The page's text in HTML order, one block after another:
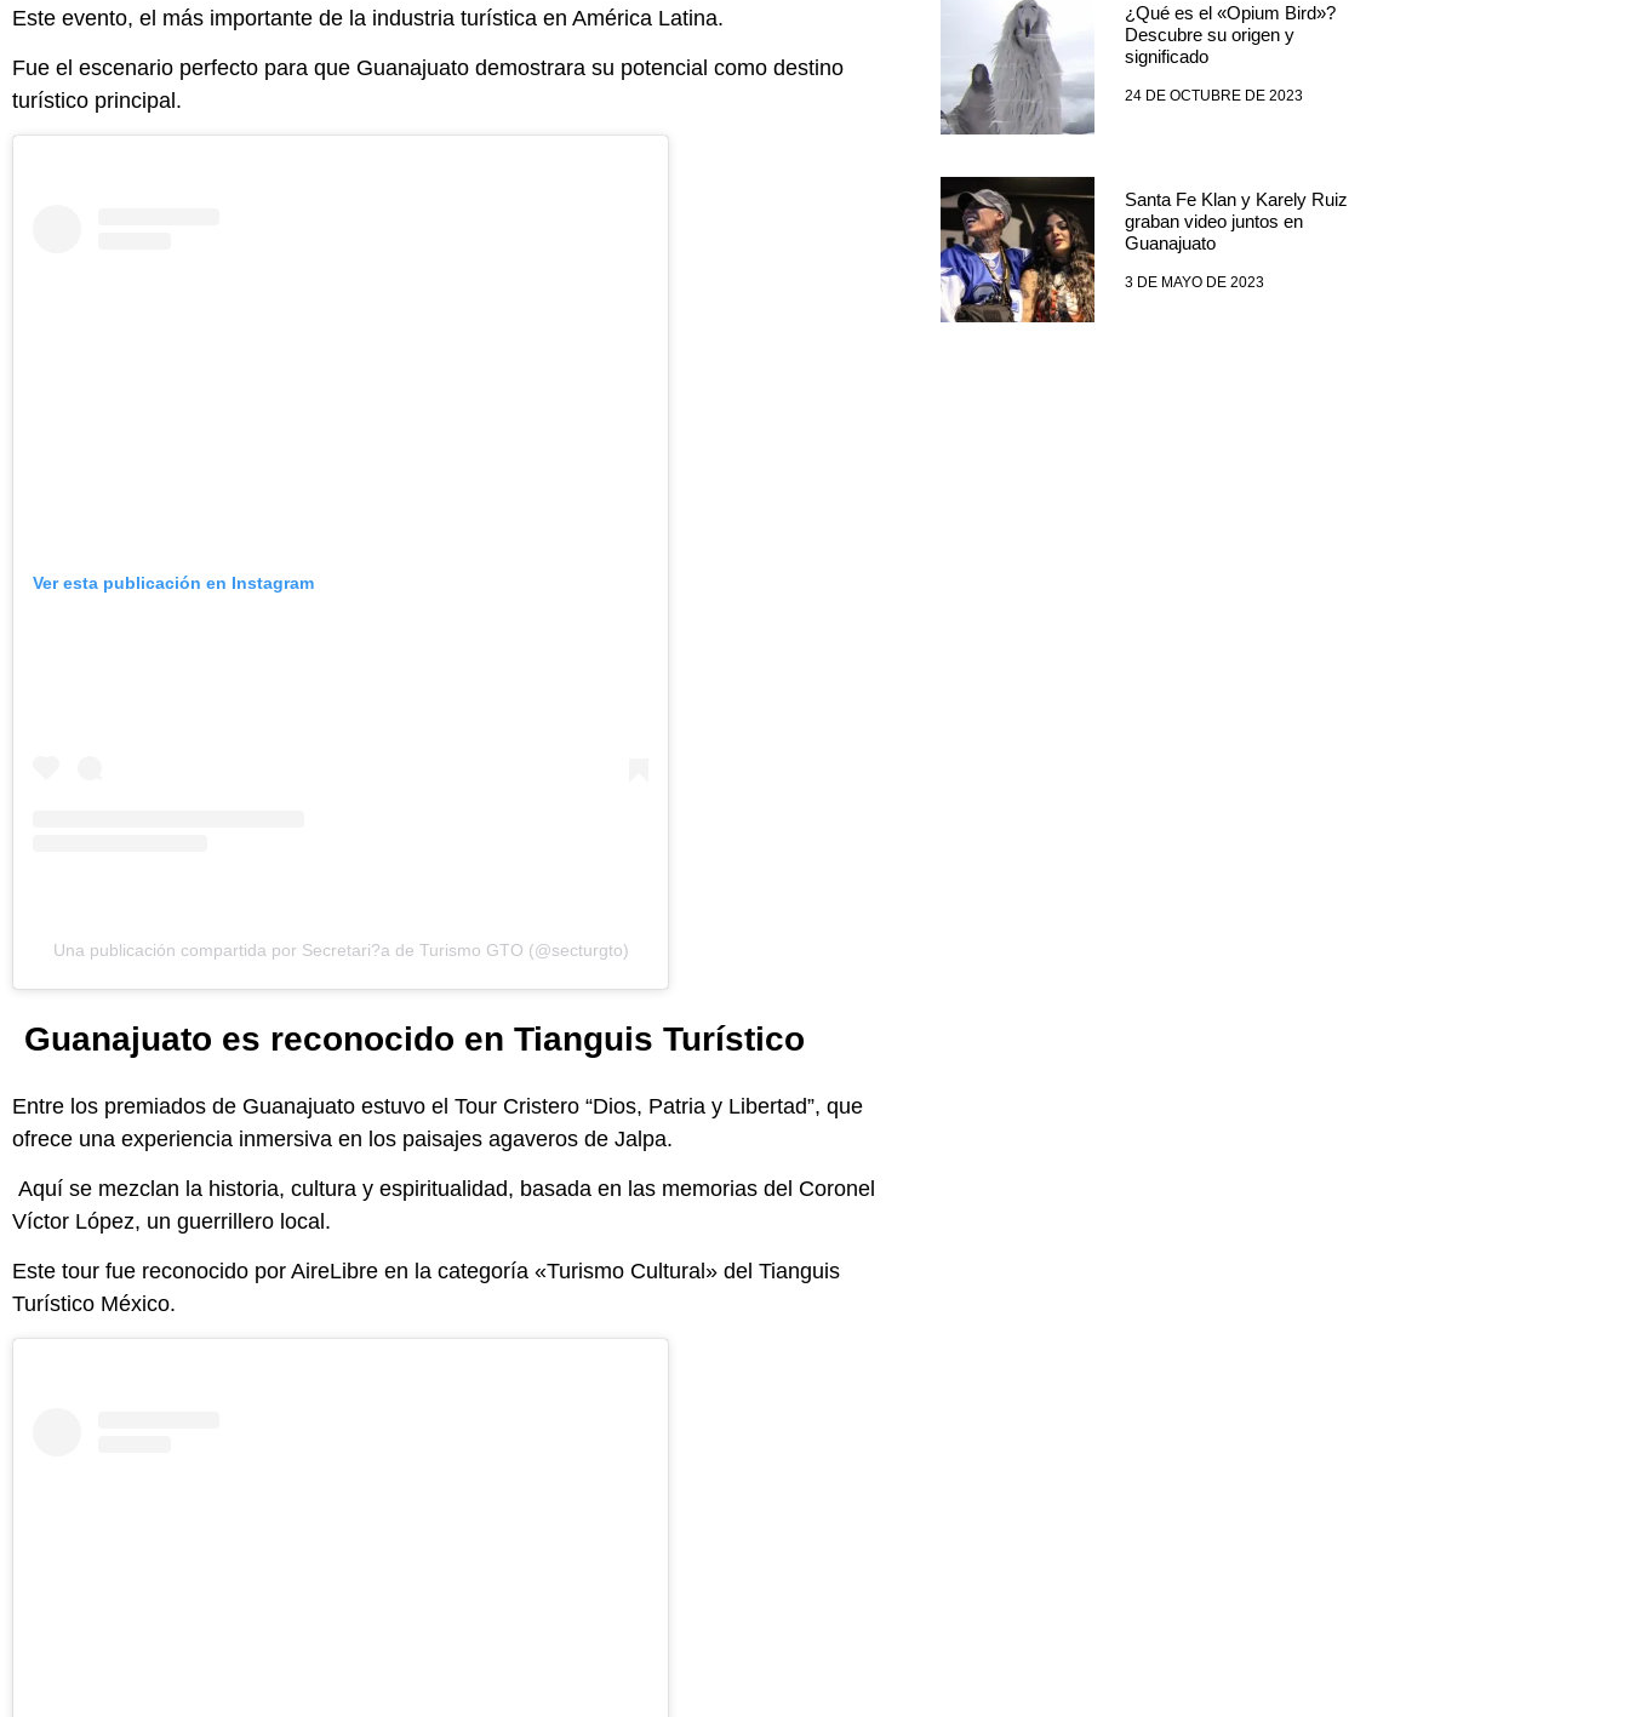
Este evento, el más importante de la industria turística en América Latina.
Fue el escenario perfecto para que Guanajuato demostrara su potencial como destino
turístico principal.
Ver esta publicación en Instagram
Una publicación compartida por Secretari?a de Turismo GTO (@secturgto)
Guanajuato es reconocido en Tianguis Turístico
Entre los premiados de Guanajuato estuvo el Tour Cristero “Dios, Patria y Libertad”, que
ofrece una experiencia inmersiva en los paisajes agaveros de Jalpa.
Aquí se mezclan la historia, cultura y espiritualidad, basada en las memorias del Coronel
Víctor López, un guerrillero local.
Este tour fue reconocido por AireLibre en la categoría «Turismo Cultural» del Tianguis
Turístico México.
¿Qué es el «Opium Bird»?
Descubre su origen y
significado
24 DE OCTUBRE DE 2023
Santa Fe Klan y Karely Ruiz
graban video juntos en
Guanajuato
3 DE MAYO DE 2023